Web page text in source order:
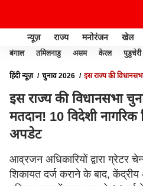
न्यूज़ राज्य मनोरंजन खेल
बंगाल तमिलनाडु असम केरल पुडुचेरी
हिंदी न्यूज़ चुनाव 2026
इस राज्य की
इस राज्य की विधानसभा
मतदान! 10 विदेशी नागरिक
अपडेट
आव्रजन अधिकारियों द्वारा ग्रेटर
शिकायत दर्ज कराने के बाद,